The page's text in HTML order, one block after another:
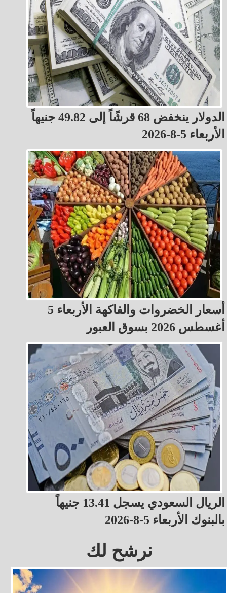
الدولار ينخفض 68 قرشًاً إلى 49.82 جنيهاً
الأربعاء 5-8-2026
أسعار الخضروات والفاكهة الأربعاء 5
أغسطس 2026 بسوق العبور
الريال السعودي يسجل 13.41 جنيهاً
بالبنوك الأربعاء 5-8-2026
نرشح لك